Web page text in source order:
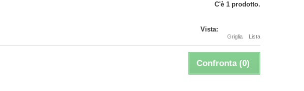
C'è 1 prodotto.
Vista:
Griglia Lista
Confronta (0)